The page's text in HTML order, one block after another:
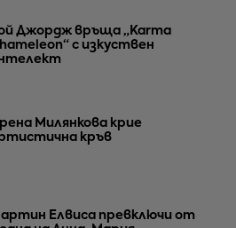
Джордж връща „Karma
с изкуствен
Милянкова крие
кръв
Елвиса превключи от